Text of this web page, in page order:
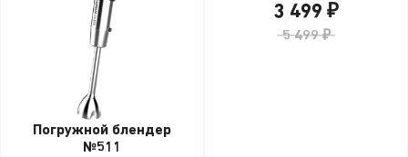
Погружной блендер
№511
3 499 ₽
5 499 ₽